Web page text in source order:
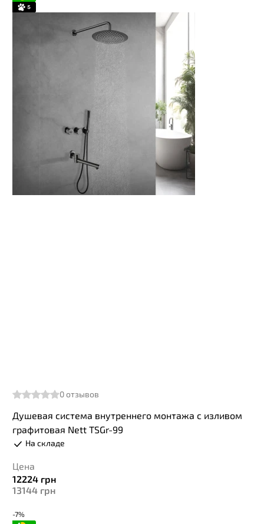
0отзывов
Душевая система внутреннего монтажа с изливом
графитовая Nett TSGr-99
На складе
Цена
12224 грн
13144 грн
-7%